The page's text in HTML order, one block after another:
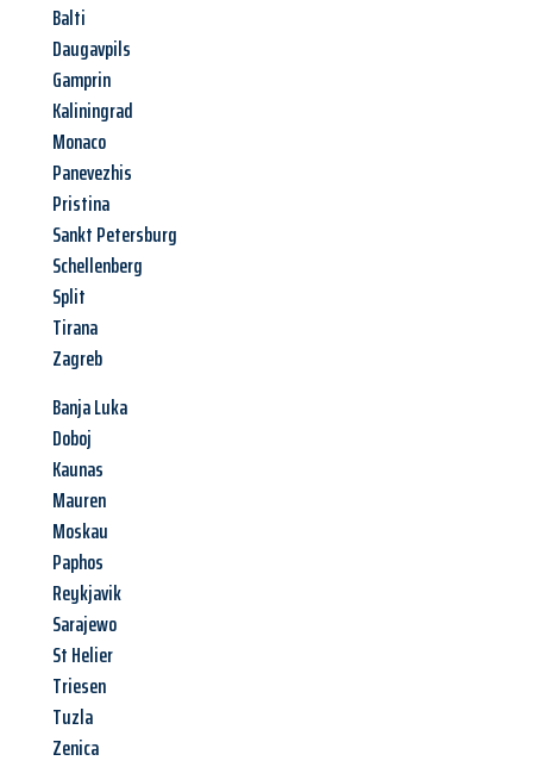
Balti
Daugavpils
Gamprin
Kaliningrad
Monaco
Panevezhis
Pristina
Sankt Petersburg
Schellenberg
Split
Tirana
Zagreb
Banja Luka
Doboj
Kaunas
Mauren
Moskau
Paphos
Reykjavik
Sarajewo
St Helier
Triesen
Tuzla
Zenica